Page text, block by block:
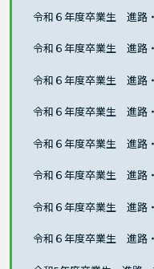
令和６年度卒業生 進路
令和６年度卒業生 進路
令和６年度卒業生 進路
令和６年度卒業生 進路
令和６年度卒業生 進路
令和６年度卒業生 進路
令和６年度卒業生 進路
令和６年度卒業生 進路